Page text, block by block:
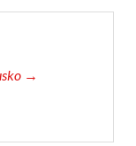
→